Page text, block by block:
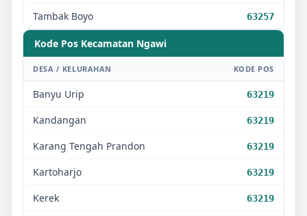
Tambak Boyo 63257
Kode Pos Kecamatan Ngawi
DESA / KELURAHAN KODE POS
Banyu Urip 63219
Kandangan 63219
Karang Tengah Prandon 63219
Kartoharjo 63219
Kerek 63219